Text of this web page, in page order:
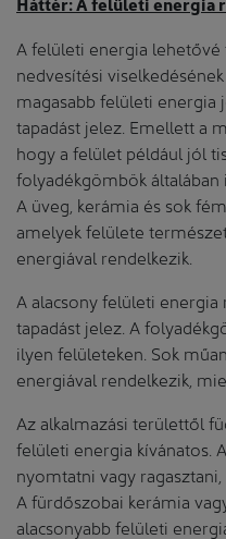
A felületi energia
nedvesítési
magasabb felületi energia
tapadást jelez. Emellett a
hogy a felület például jól
folyadékgömbök általában
A üveg, kerámia és sok
amelyek felülete
energiával rendelkezik.
A alacsony felületi energia
tapadást jelez. A
ilyen felületeken. Sok
energiával rendelkezik,
Az alkalmazási területtől
felületi energia kívánatos.
nyomtatni vagy
A fürdőszobai kerámia
alacsonyabb felületi